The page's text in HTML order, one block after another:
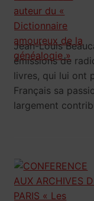
Jean-Louis
émissions de
livres, qui lui ont
Français sa
largement